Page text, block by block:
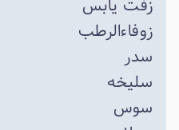
زفت یابس
زوفاءالرطب
سدر
سلیخه
سوس